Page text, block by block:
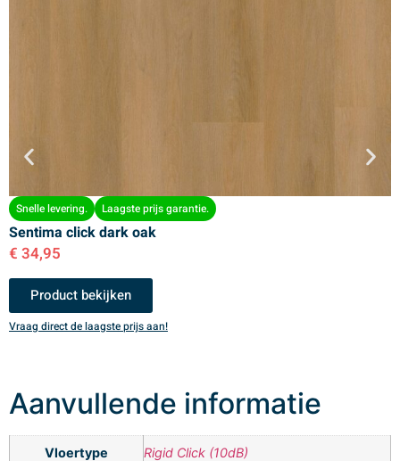
Snelle levering. Laagste prijs garantie.
Sentima click dark oak
€ 34,95
Product bekijken
Vraag direct de laagste prijs aan!
Aanvullende informatie
Vloertype Rigid Click (10dB)